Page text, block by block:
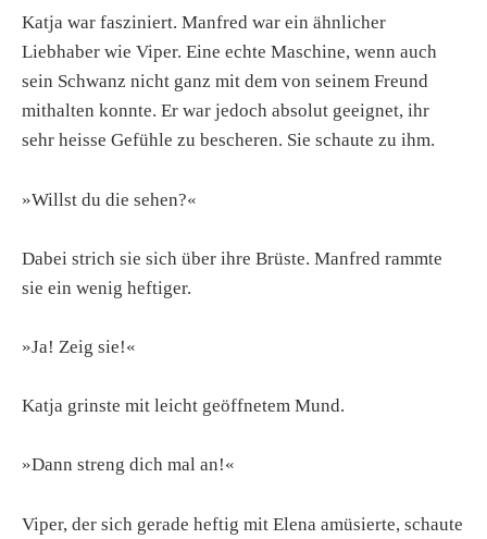
Katja war fasziniert. Manfred war ein ähnlicher
Liebhaber wie Viper. Eine echte Maschine, wenn auch
sein Schwanz nicht ganz mit dem von seinem Freund
mithalten konnte. Er war jedoch absolut geeignet, ihr
sehr heisse Gefühle zu bescheren. Sie schaute zu ihm.
»Willst du die sehen?«
Dabei strich sie sich über ihre Brüste. Manfred rammte
sie ein wenig heftiger.
»Ja! Zeig sie!«
Katja grinste mit leicht geöffnetem Mund.
»Dann streng dich mal an!«
Viper, der sich gerade heftig mit Elena amüsierte, schaute